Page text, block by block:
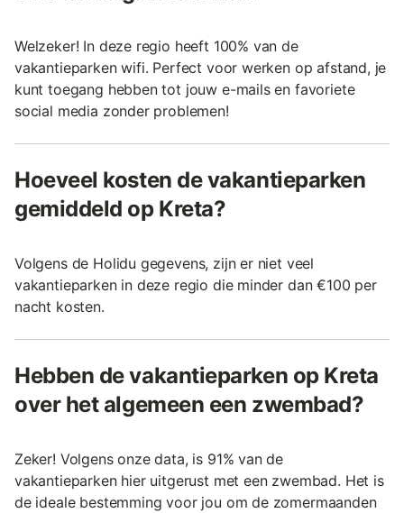
Welzeker! In deze regio heeft 100% van de
vakantieparken wifi. Perfect voor werken op afstand, je
kunt toegang hebben tot jouw e-mails en favoriete
social media zonder problemen!
Hoeveel kosten de vakantieparken
gemiddeld op Kreta?
Volgens de Holidu gegevens, zijn er niet veel
vakantieparken in deze regio die minder dan €100 per
nacht kosten.
Hebben de vakantieparken op Kreta
over het algemeen een zwembad?
Zeker! Volgens onze data, is 91% van de
vakantieparken hier uitgerust met een zwembad. Het is
de ideale bestemming voor jou om de zomermaanden